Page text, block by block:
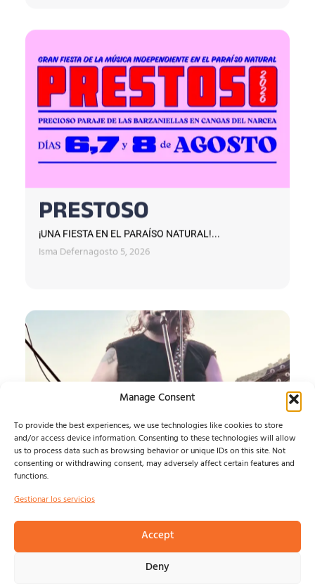
Manage Consent
To provide the best experiences, we use technologies like cookies to store
and/or access device information. Consenting to these technologies will allow
us to process data such as browsing behavior or unique IDs on this site. Not
consenting or withdrawing consent, may adversely affect certain features and
functions.
Gestionar los servicios
Accept
Deny
PRESTOSO
¡UNA FIESTA EN EL PARAÍSO NATURAL!...
Isma Defernagosto 5, 2026
SATURNA